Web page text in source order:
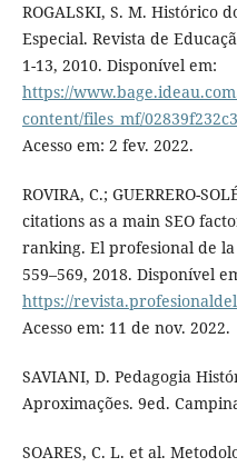
ROGALSKI, S. M. Histórico
Especial. Revista de
1-13, 2010. Disponível em:
https://
content/files_mf/
Acesso em: 2 fev. 2022.
ROVIRA, C.; GUERRERO-
citations as a main SEO
ranking. El profesional de
559–569, 2018. Disponível
https://
Acesso em: 11 de nov. 2022.
SAVIANI, D. Pedagogia
Aproximações. 9ed.
SOARES, C. L. et al.